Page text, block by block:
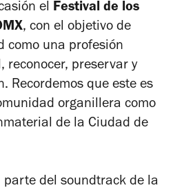
el Festival de los
, con el objetivo de
como una profesión
reconocer, preservar y
Recordemos que este es
organillera como
de la Ciudad de
parte del soundtrack de la